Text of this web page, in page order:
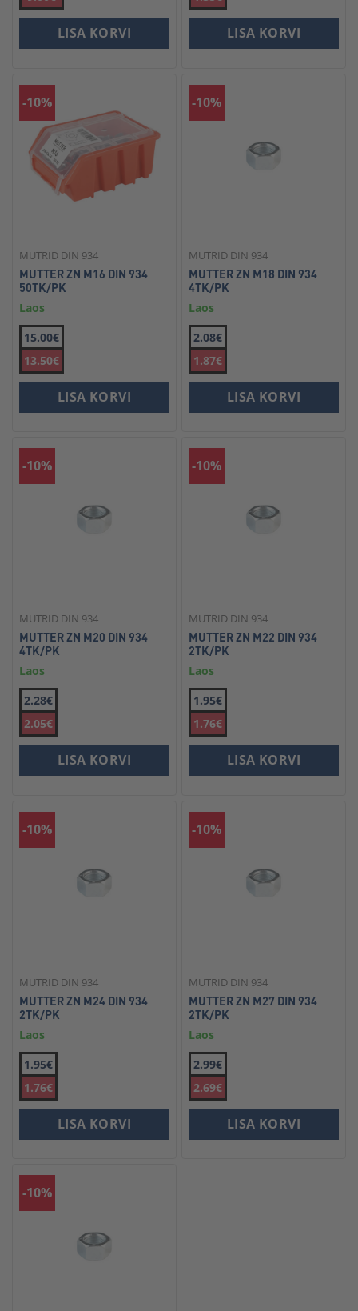
LISA KORVI LISA KORVI
-10%
MUTRID DIN 934
MUTTER ZN M16 DIN 934
50TK/PK
Laos
15.00€
13.50€
LISA KORVI
-10%
MUTRID DIN 934
MUTTER ZN M18 DIN 934
4TK/PK
Laos
2.08€
1.87€
LISA KORVI
-10%
MUTRID DIN 934
MUTTER ZN M20 DIN 934
4TK/PK
Laos
2.28€
2.05€
LISA KORVI
-10%
MUTRID DIN 934
MUTTER ZN M22 DIN 934
2TK/PK
Laos
1.95€
1.76€
LISA KORVI
-10%
MUTRID DIN 934
MUTTER ZN M24 DIN 934
2TK/PK
Laos
1.95€
1.76€
LISA KORVI
-10%
MUTRID DIN 934
MUTTER ZN M27 DIN 934
2TK/PK
Laos
2.99€
2.69€
LISA KORVI
-10%